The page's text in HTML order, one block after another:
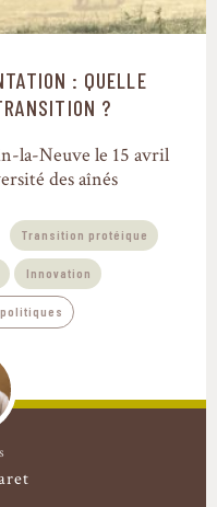
: QUELLE
?
la-Neuve le 15 avril
des aînés
Transition protéique
Innovation